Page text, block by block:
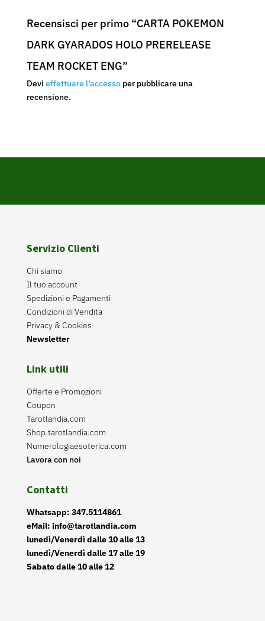
Recensisci per primo “CARTA POKEMON
DARK GYARADOS HOLO PRERELEASE
TEAM ROCKET ENG”
Devi effettuare l’accessoper pubblicare una
recensione.
Servizio Clienti
Chi siamo
Il tuo account
Spedizioni e Pagamenti
Condizioni di Vendita
Privacy & Cookies
Newsletter
Link utili
Offerte e Promozioni
Coupon
Tarotlandia.com
Shop.tarotlandia.com
Numerologiaesoterica.com
Lavora con noi
Contatti
Whatsapp: 347.5114861
eMail: info@tarotlandia.com
lunedì/Venerdì dalle 10 alle 13
lunedì/Venerdì dalle 17 alle 19
Sabato dalle 10 alle 12